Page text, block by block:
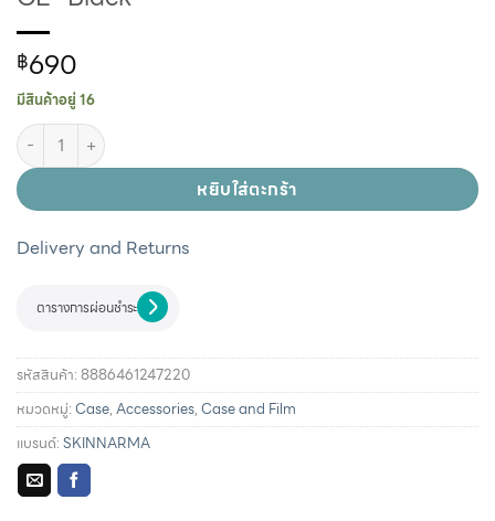
฿690
มีสินค้าอยู่ 16
หยิบใส่ตะกร้า
Delivery and Returns
ตารางการผ่อนชำระ
รหัสสินค้า:8886461247220
หมวดหมู่:Case,Accessories,Case and Film
แบรนด์:SKINNARMA